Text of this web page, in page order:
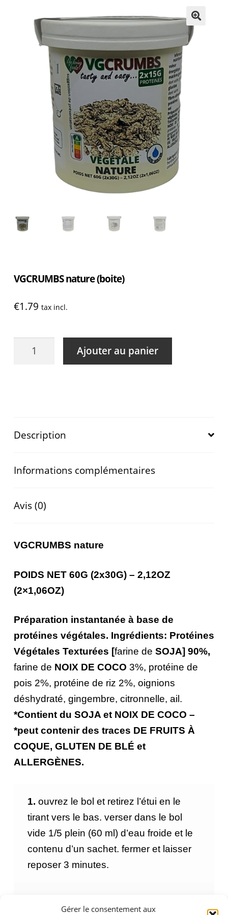
Gérer le consentement aux
VGCRUMBS nature (boite)
€1.79 tax incl.
quantité
Ajouter au panier
Description
Informations complémentaires
Avis (0)
VGCRUMBS nature
POIDS NET 60G (2x30G) – 2,12OZ
(2×1,06OZ)
Préparation instantanée à base de
protéines végétales. Ingrédients: Protéines
Végétales Texturées [farine de SOJA] 90%,
farine de NOIX DE COCO 3%, protéine de
pois 2%, protéine de riz 2%, oignions
déshydraté, gingembre, citronnelle, ail.
*Contient du SOJA et NOIX DE COCO –
*peut contenir des traces DE FRUITS À
COQUE, GLUTEN DE BLÉ et
ALLERGÈNES.
1. ouvrez le bol et retirez l’étui en le
tirant vers le bas. verser dans le bol
vide 1/5 plein (60 ml) d’eau froide et le
contenu d’un sachet. fermer et laisser
reposer 3 minutes.